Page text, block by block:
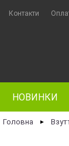
Контакти
НОВИНКИ
Головна ►